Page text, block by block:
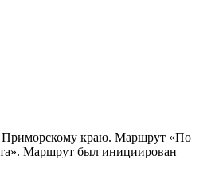
Приморскому краю. Маршрут «По
Маршрут был инициирован